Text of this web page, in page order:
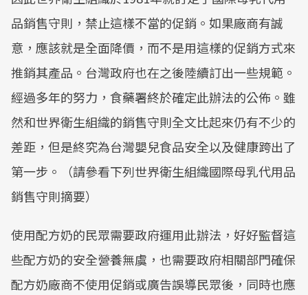
品銷售守則，禁止這樣不當的促銷。如果廠商有誠
意，應該就是全面降價，而不是用這樣的促銷方式來
推銷其產品。台灣政府也在之後陸續訂出一些規範。
經過多年的努力，食藥署終於確定此辦法的公佈。雖
然和世界衛生組織的銷售守則全文比起來仍有不少的
差距，但是終究為台灣嬰兒食品安全以及健康跨出了
第一步。（請參看下列世界衛生組織國際母乳代用品
銷售守則摘要）
使用配方奶的民眾需要政府運用此辦法，好好監督這
些配方奶的安全營養無虞，也需要政府相關部門確保
配方奶廠商不使用促銷或廣告誤導民眾後，同時也應